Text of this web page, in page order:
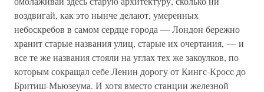
воздвигай, как это нынче делают, умеренных
небоскребов в самом сердце города — Лондон бережно
хранит старые названия улиц, старые их очертания, — и
все те же названия стояли на углах тех же закоулков, по
которым сокращал себе Ленин дорогу от Кингс-Кросс до
Бритиш-Мьюзеума. И хотя вместо станции железной